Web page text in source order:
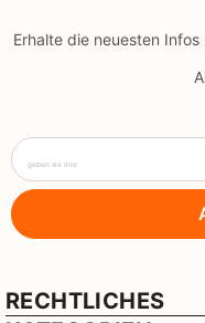
Erhalte die neuesten
geben sie ihre
RECHTLICHES